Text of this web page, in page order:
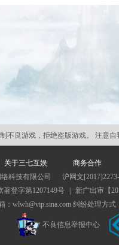
不良游戏，拒绝盗版游戏。 注意
关于三七互娱 商务合作
科技有限公司
沪网文
著登字第1207149号
新广出审【
wlwh@vip.sina.com 纠纷处理方
不良信息举报中心